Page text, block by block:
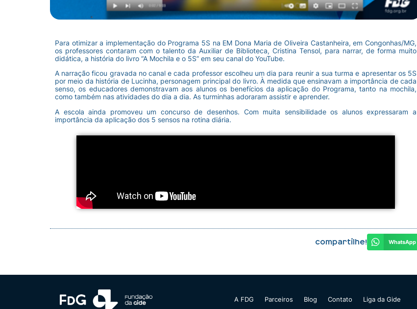
Para otimizar a implementação do Programa 5S na EM Dona Maria de Oliveira Castanheira, em Congonhas/MG,
os professores contaram com o talento da Auxiliar de Biblioteca, Cristina Tensol, para narrar, de forma muito
didática, a história do livro “A Mochila e o 5S” em seu canal do YouTube.
A narração ficou gravada no canal e cada professor escolheu um dia para reunir a sua turma e apresentar os 5S
por meio da história de Lucinha, personagem principal do livro. À medida que ensinavam a importância de cada
senso, os educadores demonstravam aos alunos os benefícios da aplicação do Programa, tanto na mochila,
como também nas atividades do dia a dia. As turminhas adoraram assistir e aprender.
A escola ainda promoveu um concurso de desenhos. Com muita sensibilidade os alunos expressaram a
importância da aplicação dos 5 sensos na rotina diária.
Compartilhe! WhatsApp
A FDG Parceiros Blog Contato Liga da Gide